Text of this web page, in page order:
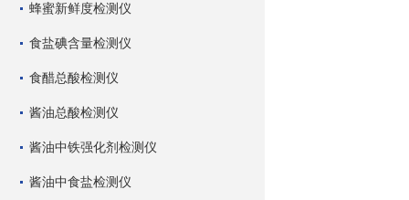
蜂蜜新鲜度检测仪
食盐碘含量检测仪
食醋总酸检测仪
酱油总酸检测仪
酱油中铁强化剂检测仪
酱油中食盐检测仪